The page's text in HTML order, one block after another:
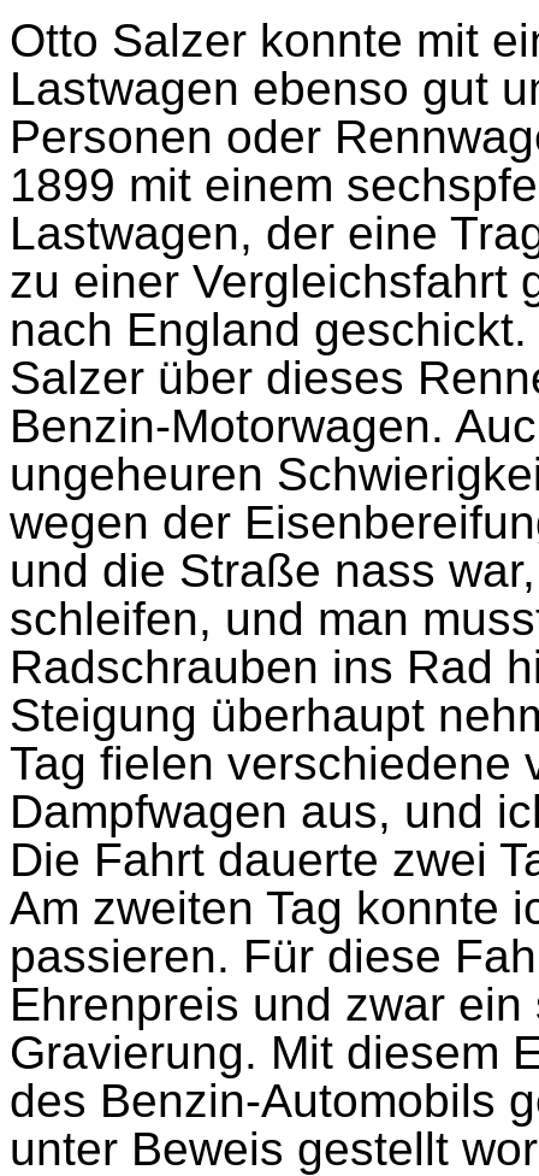
Otto Salzer konnte mit
Lastwagen ebenso gut
Personen oder
1899 mit einem
Lastwagen, der eine
zu einer Vergleichsfahrt
nach England
Salzer über dieses
Benzin-Motorwagen.
ungeheuren
wegen der
und die Straße nass
schleifen, und man
Radschrauben ins Rad
Steigung überhaupt
Tag fielen verschiedene
Dampfwagen aus, und
Die Fahrt dauerte zwei
Am zweiten Tag konnte
passieren. Für diese
Ehrenpreis und zwar
Gravierung. Mit diesem
des Benzin-Automobils
unter Beweis gestellt